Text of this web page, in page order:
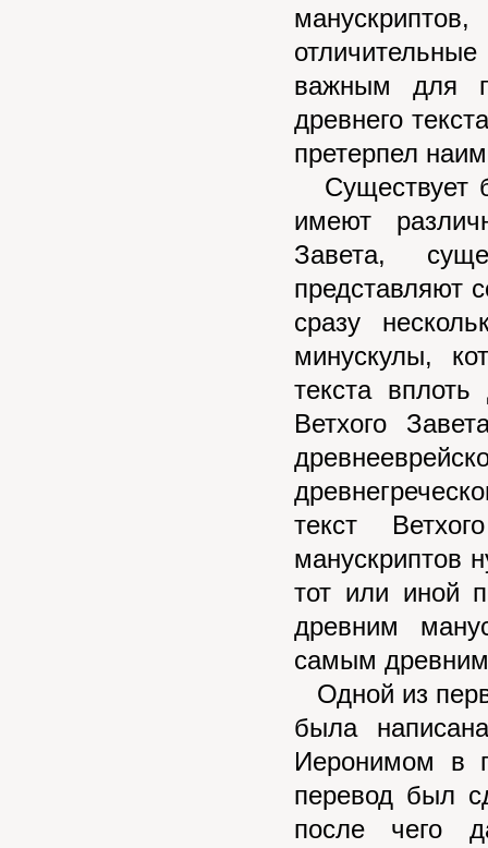
важным для
древнего
претерпел
Существует
имеют
Завета,
представляют
сразу
минускулы,
текста
Ветхого
текст
манускриптов
тот или иной
древним
самым
Одной из
была
Иеронимом в
перевод был
после чего